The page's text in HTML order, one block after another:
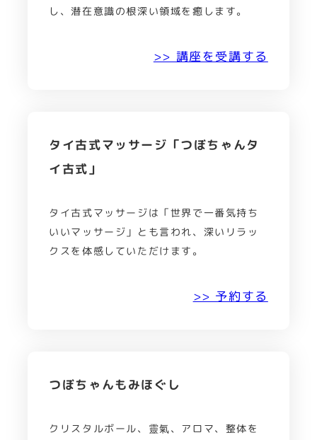
し、潜在意識の根深い領域を癒します。
>> 講座を受講する
タイ古式マッサージ「つぼちゃんタ
イ古式」
タイ古式マッサージは「世界で一番気持ち
いいマッサージ」とも言われ、深いリラッ
クスを体感していただけます。
>> 予約する
つぼちゃんもみほぐし
クリスタルボール、靈氣、アロマ、整体を